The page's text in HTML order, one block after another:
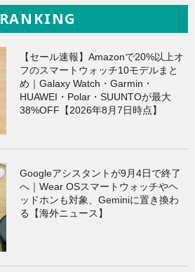
RANKING
【セール速報】Amazonで20%以上オ
フのスマートウォッチ10モデルまと
め｜Galaxy Watch・Garmin・
HUAWEI・Polar・SUUNTOが最大
38%OFF【2026年8月7日時点】
Googleアシスタントが9月4日で終了
へ｜Wear OSスマートウォッチやヘ
ッドホンも対象、Geminiに置き換わ
る【海外ニュース】